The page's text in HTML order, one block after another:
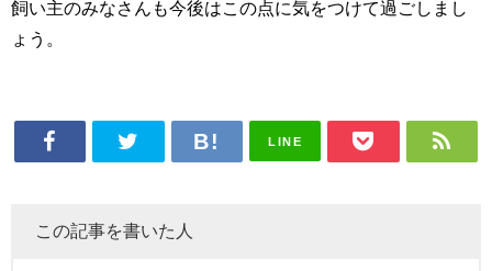
飼い主のみなさんも今後はこの点に気をつけて過ごしまし
ょう。
LINE
この記事を書いた人